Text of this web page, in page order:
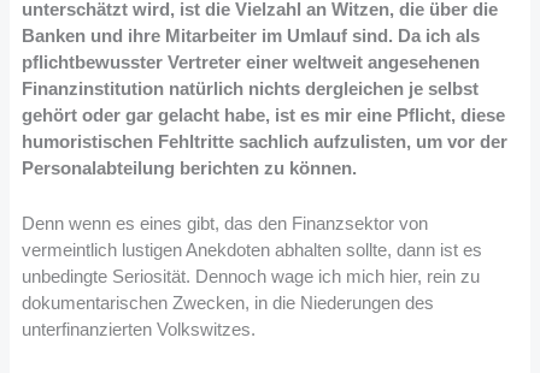
unterschätzt wird, ist die Vielzahl an Witzen, die über die
Banken und ihre Mitarbeiter im Umlauf sind. Da ich als
pflichtbewusster Vertreter einer weltweit angesehenen
Finanzinstitution natürlich nichts dergleichen je selbst
gehört oder gar gelacht habe, ist es mir eine Pflicht, diese
humoristischen Fehltritte sachlich aufzulisten, um vor der
Personalabteilung berichten zu können.
Denn wenn es eines gibt, das den Finanzsektor von
vermeintlich lustigen Anekdoten abhalten sollte, dann ist es
unbedingte Seriosität. Dennoch wage ich mich hier, rein zu
dokumentarischen Zwecken, in die Niederungen des
unterfinanzierten Volkswitzes.